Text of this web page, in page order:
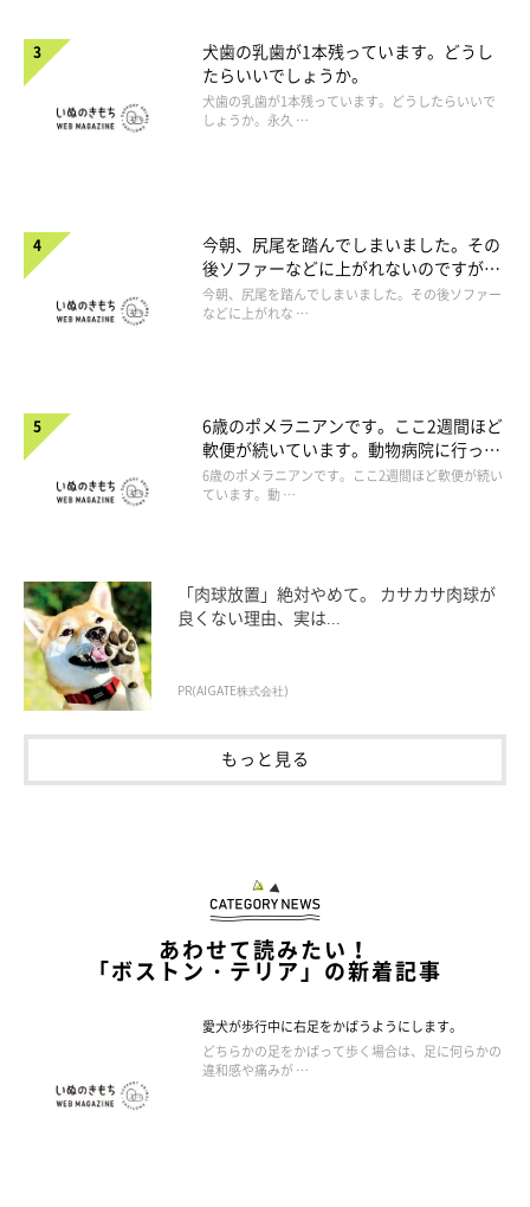
犬歯の乳歯が1本残っています。どうし
たらいいでしょうか。
犬歯の乳歯が1本残っています。どうしたらいいで
しょうか。永久 …
今朝、尻尾を踏んでしまいました。その
後ソファーなどに上がれないのですが、
大丈夫でしょうか。
今朝、尻尾を踏んでしまいました。その後ソファー
などに上がれな …
6歳のポメラニアンです。ここ2週間ほど
軟便が続いています。動物病院に行った
ほうがよいですか。
6歳のポメラニアンです。ここ2週間ほど軟便が続い
ています。動 …
「肉球放置」絶対やめて。 カサカサ肉球が
良くない理由、実は...
PR(AIGATE株式会社)
もっと見る
あわせて読みたい！
「ボストン・テリア」の新着記事
愛犬が歩行中に右足をかばうようにします。
どちらかの足をかばって歩く場合は、足に何らかの
違和感や痛みが …